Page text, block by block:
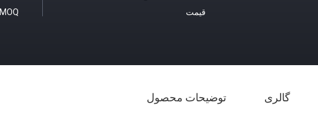
MOQ قیمت
گالری توضیحات محصول